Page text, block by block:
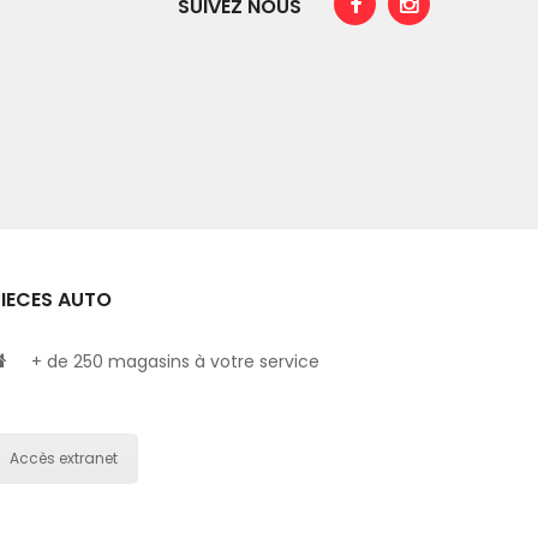
SUIVEZ NOUS
AUTO
+ de 250 magasins à votre service
Accès extranet